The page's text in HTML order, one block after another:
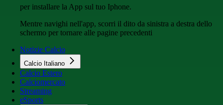
per installare la App sul tuo Iphone.
Mentre navighi nell'app, scorri il dito da sinistra a destra dello
schermo per tornare alle pagine precedenti
Notizie Calcio
Calcio Italiano
Calcio Estero
Calciomercato
Streaming
eSports